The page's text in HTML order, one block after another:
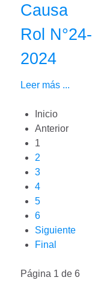
Causa
Rol N°24-
2024
Leer más ...
Inicio
Anterior
1
2
3
4
5
6
Siguiente
Final
Página 1 de 6